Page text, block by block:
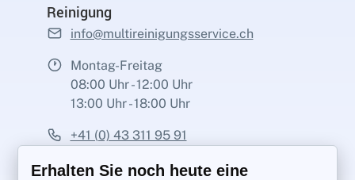
Reinigung
info@multireinigungsservice.ch
Montag-Freitag
08:00 Uhr - 12:00 Uhr
13:00 Uhr - 18:00 Uhr
+41 (0) 43 311 95 91
Erhalten Sie noch heute eine